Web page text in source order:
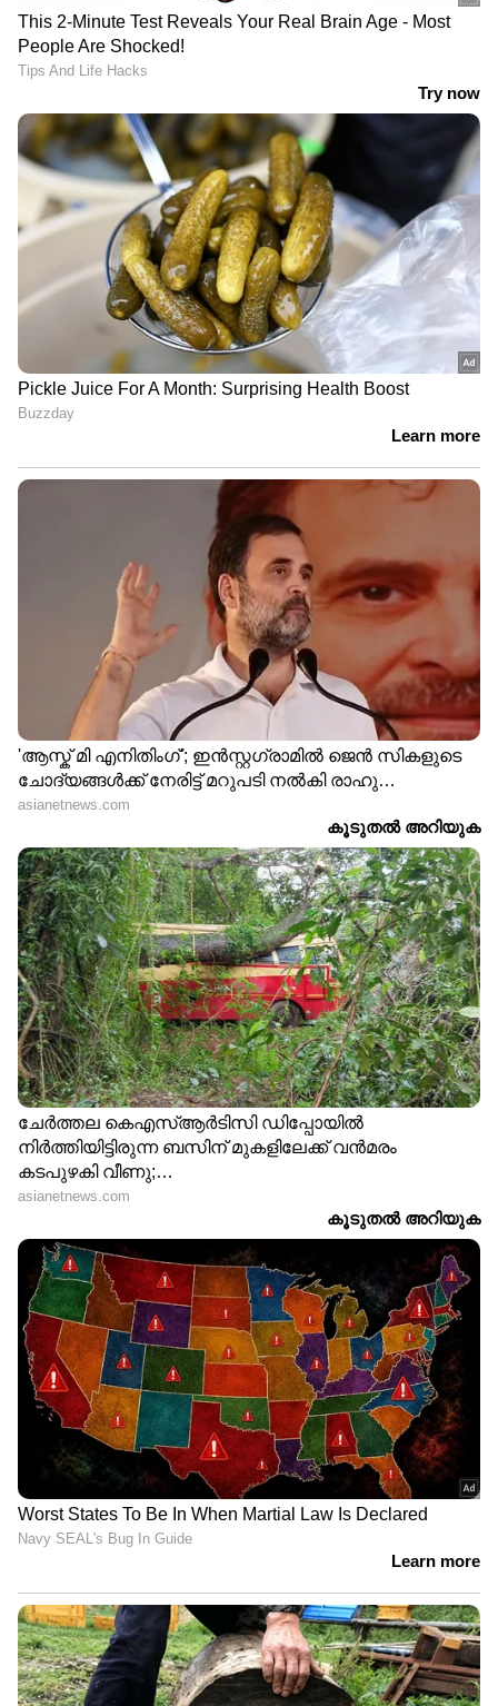
അതൊരിക്കലും ഞാന്‍ മറക്കില്ല. ഞാന്‍ തിരിച്ച്
അയാളുടെ കൈ പിടിച്ച്, റിയാക്ട് ചെയ്തു.
എന്നെ കയറിപ്പിടിച്ചാല്‍ അപ്പോള്‍ തന്നെ ഞാന്‍
പ്രതികരിക്കും. എങ്ങനെ ഒക്കെയൊ ഞാൻ
രക്ഷപ്പെട്ടു. പിറ്റേദിവസം ന്യൂസ് വന്നത്
കണ്ണൂരില്‍ രഞ്ജിനി തെറിവിളിച്ചുവെന്ന്. അന്ന്
ക്യാമറ ഫോണൊക്കെ ഉണ്ടായിരുന്നുവെങ്കില്‍
സത്യം പുറത്ത് വന്നേനെ.
ഒരിക്കല്‍ ഒരു ഉദ്ഘാടനത്തിന് പോയപ്പോള്‍,
ഓഡിയന്‍സില്‍ നിന്നൊരാൾ ബ്ലേഡ് വച്ച് കട്ട്
ചെയ്തു. അത് കൊണ്ടത് അടുത്ത് നിന്ന
പൊലീസ് ഉദ്യോഗസ്ഥന്‍റെ കയ്യിലും. രക്തം
പോകുമ്പോള്‍ ചിലര്‍ കടിക്കും, മാന്തും..
എന്തിനാണ് ഇവരൊക്കെ ഇങ്ങനെ
ചെയ്യുന്നതെന്ന് എനിക്ക് അറിയില്ല.
അങ്ങനെയാണ് നമ്മള്‍ നമ്മളെ സംരക്ഷിക്കാന്‍
തുടങ്ങിയത്. അപ്പോഴേക്കും അഹങ്കാരം
വിളിപ്പേരായി. സുരക്ഷ നോക്കേണ്ടത് നമ്മള്‍
തന്നെയാണ്. അത് മറ്റുള്ളവരുടെ തലയില്‍
ഇടരുത്. ഞാന്‍ എന്തിന് വിക്ടിം ആകണം? ചില
സമയത്ത് തെറി വിളി കേള്‍ക്കും. ഒരാവശ്യവും
ഇല്ലാതെയാണ്. പതിനായിരം നല്ല
ആള്‍ക്കാരുണ്ടെങ്കില്‍ 10,15 മോശം
ആള്‍ക്കാരുണ്ടാകും. ഒന്ന് രണ്ട് കാര്യങ്ങൾ
മാത്രമാണ് ഞാൻ പറഞ്ഞത്. 25 വർഷത്തെ
എക്സ്പീരിയൻസ് കിടക്കുന്നുണ്ട്. നല്ലതും
ചീത്തയും. അന്നൊക്കെ ഈ ക്യാമറകൾ
ഉണ്ടായിരുന്നുവെങ്കിൽ ഉണ്ടാക്കിയ
ചീത്തപ്പേരുകൾ നേരെ ഓപ്പോസിറ്റ് ആയേനെ.